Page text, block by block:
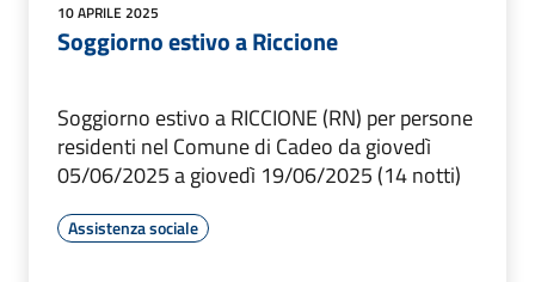
10 APRILE 2025
Soggiorno estivo a Riccione
Soggiorno estivo a RICCIONE (RN) per persone
residenti nel Comune di Cadeo da giovedì
05/06/2025 a giovedì 19/06/2025 (14 notti)
Assistenza sociale